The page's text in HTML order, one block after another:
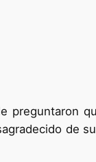
preguntaron
de